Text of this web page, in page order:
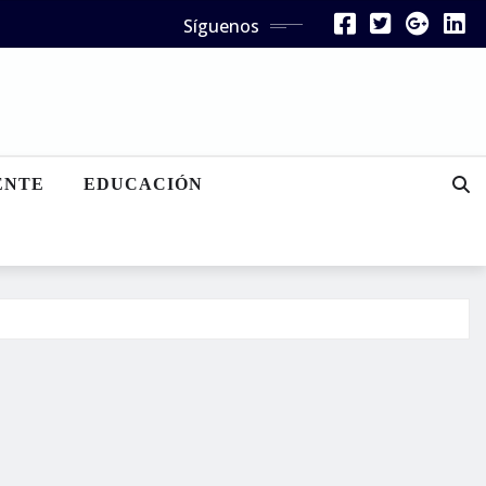
Síguenos
EDUCACIÓN